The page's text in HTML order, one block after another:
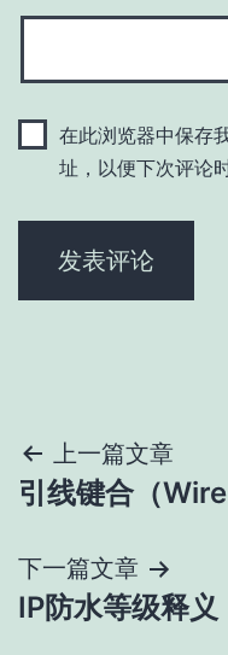
在此浏览器中保存
址，以便下次评论
文
章
导
航
上一篇文章
引线键合（
下一篇文章
IP防水等级释义